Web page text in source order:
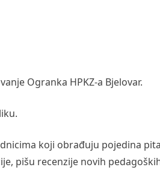
Ogranka HPKZ-a Bjelovar.
koji obrađuju pojedina
pišu recenzije novih